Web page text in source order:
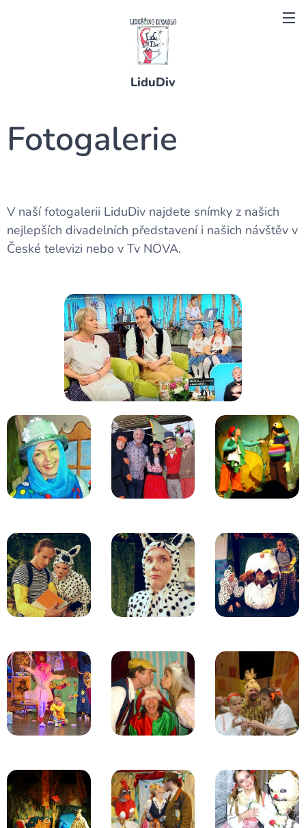
LiduDiv
Fotogalerie
V naší fotogalerii LiduDiv najdete snímky z našich
nejlepších divadelních představení i našich návštěv v
České televizi nebo v Tv NOVA.